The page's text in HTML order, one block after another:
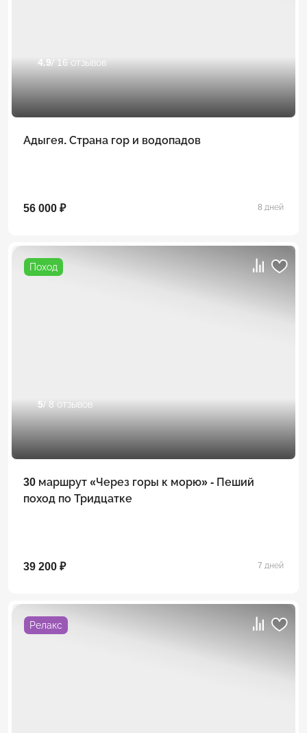
4.9/ 16 отзывов
Адыгея. Страна гор и водопадов
56 000 ₽ 8 дней
Поход
5/ 8 отзывов
30 маршрут «Через горы к морю» - Пеший
поход по Тридцатке
39 200 ₽ 7 дней
Релакс